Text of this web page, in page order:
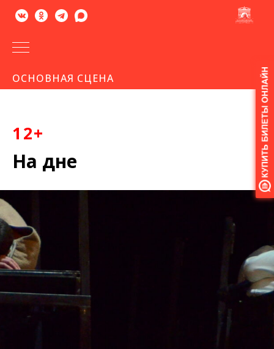
слабовидящих
ОСНОВНАЯ СЦЕНА
12+
На дне